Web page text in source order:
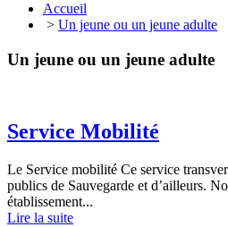
Accueil
> Un jeune ou un jeune adulte
Un jeune ou un jeune adulte
Service Mobilité
Le Service mobilité Ce service
publics de Sauvegarde et d’ailleurs.
établissement...
Lire la suite